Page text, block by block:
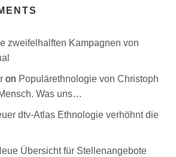
zweifelhalften Kampagnen von
on Populärethnologie von Christoph
Was uns…
dtv-Atlas Ethnologie verhöhnt die
Übersicht für Stellenangebote